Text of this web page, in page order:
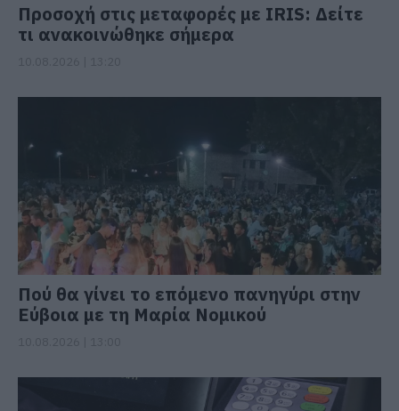
Προσοχή στις μεταφορές με IRIS: Δείτε
τι ανακοινώθηκε σήμερα
Πού θα γίνει το επόμενο πανηγύρι στην
Εύβοια με τη Μαρία Νομικού